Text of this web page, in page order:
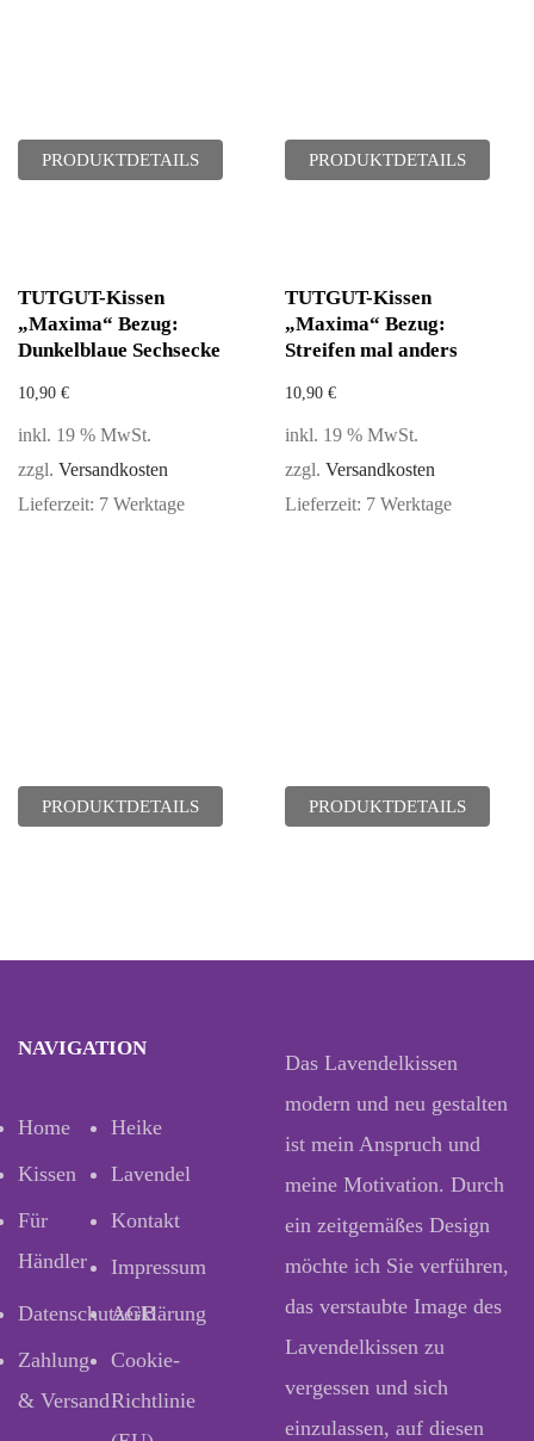
PRODUKTDETAILS PRODUKTDETAILS
TUTGUT-Kissen
„Maxima“ Bezug:
Dunkelblaue Sechsecke
10,90 €
inkl. 19 % MwSt.
zzgl. Versandkosten
Lieferzeit: 7 Werktage
PRODUKTDETAILS
TUTGUT-Kissen
„Maxima“ Bezug:
Streifen mal anders
10,90 €
inkl. 19 % MwSt.
zzgl. Versandkosten
Lieferzeit: 7 Werktage
PRODUKTDETAILS
NAVIGATION
Home
Heike
Kissen
Lavendel
Für
Händler
Kontakt
Impressum
Datenschutzerklärung
AGB
Zahlung
& Versand
Cookie-
Richtlinie
Das Lavendelkissen
modern und neu gestalten
ist mein Anspruch und
meine Motivation. Durch
ein zeitgemäßes Design
möchte ich Sie verführen,
das verstaubte Image des
Lavendelkissen zu
vergessen und sich
einzulassen, auf diesen